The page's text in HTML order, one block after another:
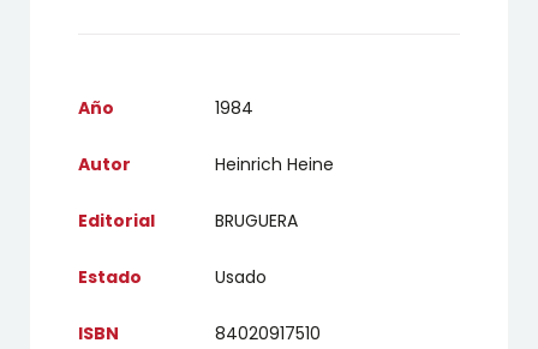
Año 1984
Autor Heinrich Heine
Editorial BRUGUERA
Estado Usado
ISBN 84020917510